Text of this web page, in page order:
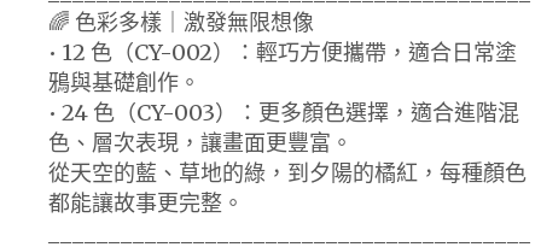
🌈 色彩多樣｜激發無限想像
• 12 色（CY-002）：輕巧方便攜帶，適合日常塗
鴉與基礎創作。
• 24 色（CY-003）：更多顏色選擇，適合進階混
色、層次表現，讓畫面更豐富。
從天空的藍、草地的綠，到夕陽的橘紅，每種顏色
都能讓故事更完整。